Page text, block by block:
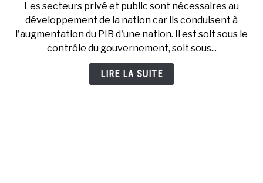
est
la
différence
entre
secteur
Les secteurs privé et public sont nécessaires au
développement de la nation car ils conduisent à
l'augmentation du PIB d'une nation. Il est soit sous le
contrôle du gouvernement, soit sous...
LIRE LA SUITE